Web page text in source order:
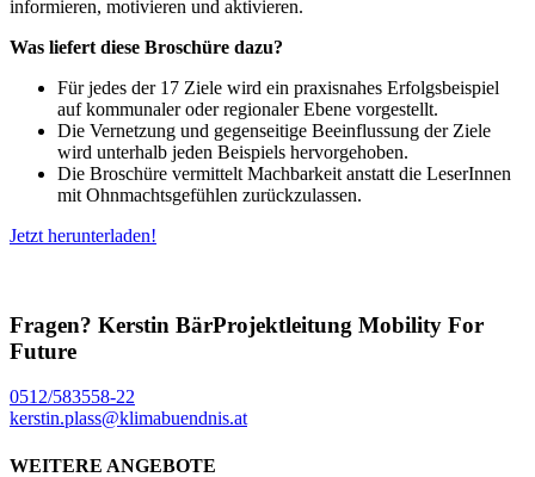
informieren, motivieren und aktivieren.
Was liefert diese Broschüre dazu?
Für jedes der 17 Ziele wird ein praxisnahes Erfolgsbeispiel
auf kommunaler oder regionaler Ebene vorgestellt.
Die Vernetzung und gegenseitige Beeinflussung der Ziele
wird unterhalb jeden Beispiels hervorgehoben.
Die Broschüre vermittelt Machbarkeit anstatt die LeserInnen
mit Ohnmachtsgefühlen zurückzulassen.
Jetzt herunterladen!
Fragen? Kerstin BärProjektleitung Mobility For
Future
0512/583558-22
kerstin.plass@klimabuendnis.at
WEITERE ANGEBOTE